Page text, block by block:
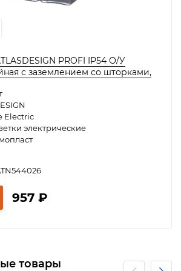
PROFI IP54 О/У
с заземлением со шторками,
Electric
электрические
957 ₽
товары